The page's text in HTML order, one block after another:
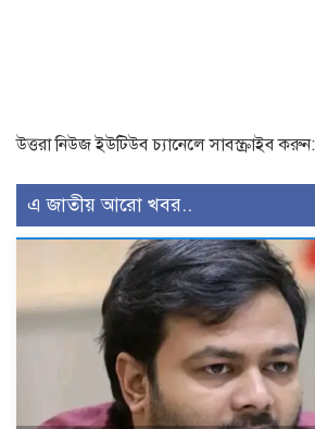
উত্তরা নিউজ ইউটিউব চ্যানেলে সাবস্ক্রাইব করুন:
এ জাতীয় আরো খবর..